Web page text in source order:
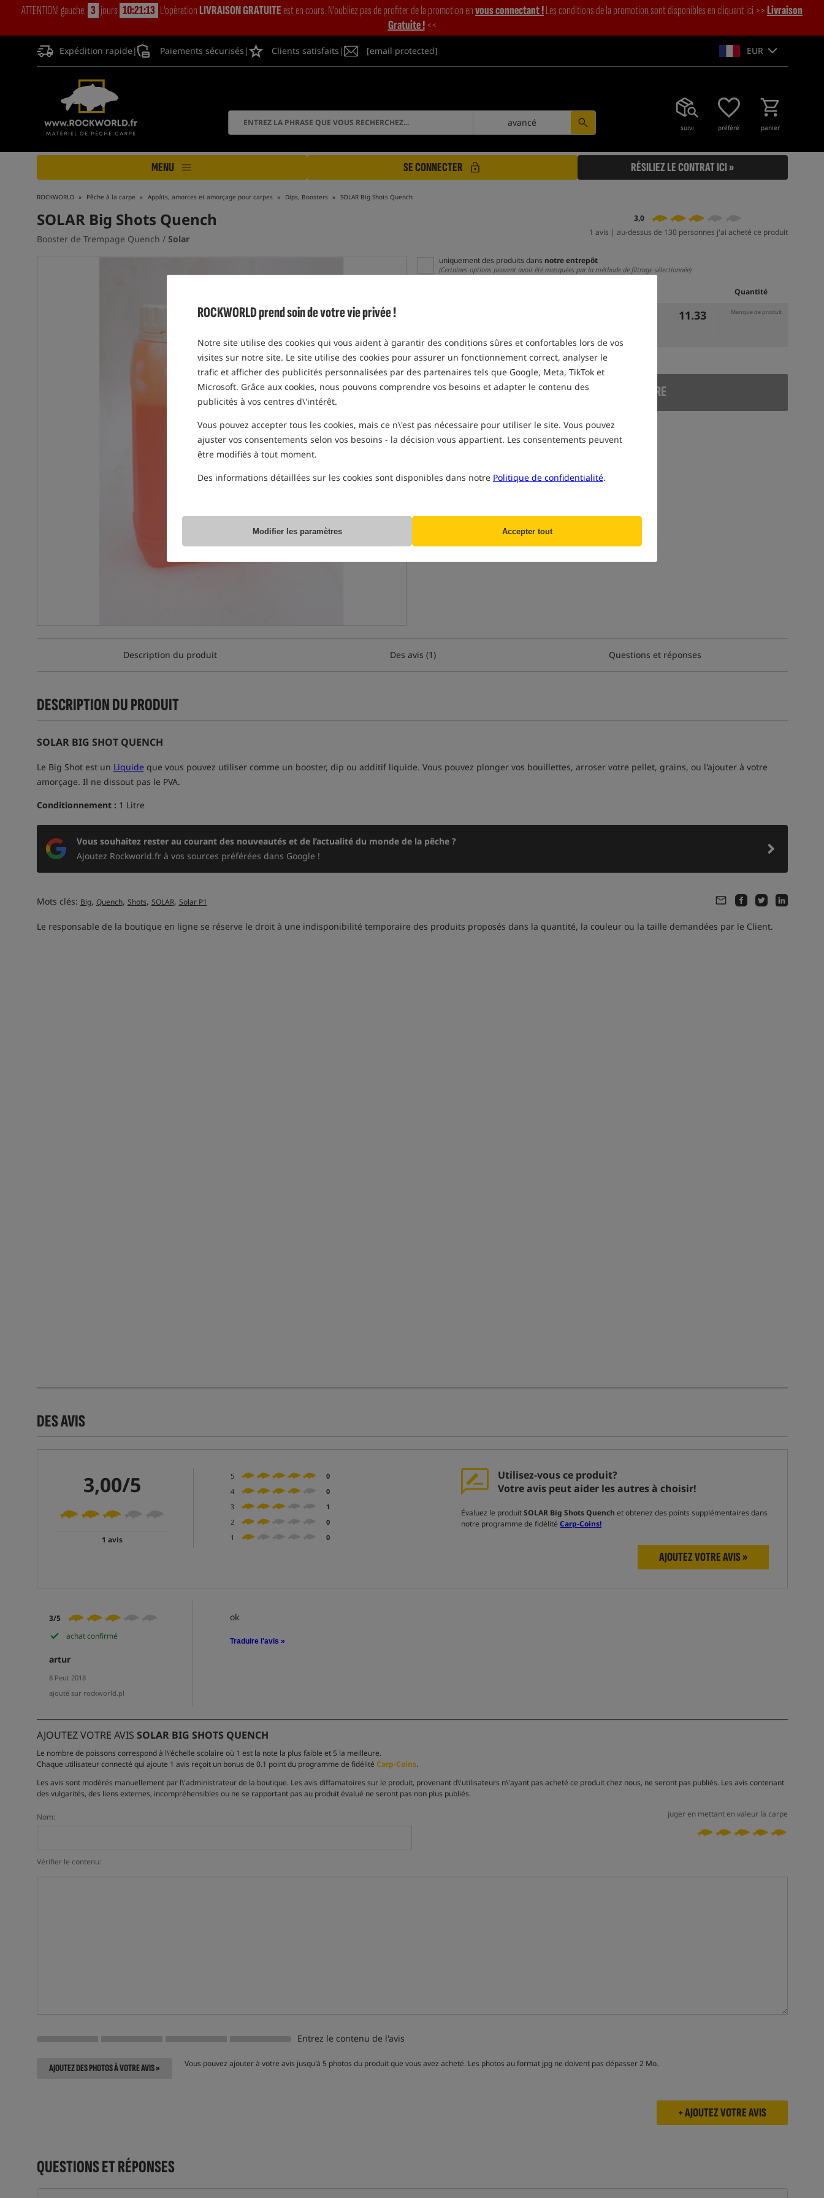
ROCKWORLD prend soin de votre vie privée !
Notre site utilise des cookies qui vous aident à garantir des conditions sûres et confortables lors de vos
visites sur notre site. Le site utilise des cookies pour assurer un fonctionnement correct, analyser le
trafic et afficher des publicités personnalisées par des partenaires tels que Google, Meta, TikTok et
Microsoft. Grâce aux cookies, nous pouvons comprendre vos besoins et adapter le contenu des
publicités à vos centres d\'intérêt.
Vous pouvez accepter tous les cookies, mais ce n\'est pas nécessaire pour utiliser le site. Vous pouvez
ajuster vos consentements selon vos besoins - la décision vous appartient. Les consentements peuvent
être modifiés à tout moment.
Des informations détaillées sur les cookies sont disponibles dans notre Politique de confidentialité.
Modifier les paramètres Accepter tout
ATTENTION! gauche: 3 jours 10:21:12 L'opérationLIVRAISON GRATUITE est en cours. N'oubliez pas de profiter de la promotion envous connectant !Les conditions de la promotion sont disponibles en cliquant ici >>Livraison
Gratuite !<<
Expédition rapide | Paiements sécurisés | Clients satisfaits | [email protected] EUR
suivi préféré panier
avancé
MENU SE CONNECTER RÉSILIEZ LE CONTRAT ICI »
ROCKWORLD Pêche à la carpe Appâts, amorces et amorçage pour carpes Dips, Boosters SOLAR Big Shots Quench
SOLAR Big Shots Quench
Booster de Trempage Quench / Solar
3,0
1 avis | au-dessus de 130 personnes j'ai acheté ce produit
uniquement des produits dans notre entrepôt
(Certaines options peuvent avoir été masquées par la méthode de filtrage sélectionnée)
Quantité
11.33 Manque de produit
PRODUIT RETIRÉ DE L'OFFRE
Description du produit Des avis (1) Questions et réponses
DESCRIPTION DU PRODUIT
SOLAR BIG SHOT QUENCH
Le Big Shot est un Liquide que vous pouvez utiliser comme un booster, dip ou additif liquide. Vous pouvez plonger vos bouillettes, arroser votre pellet, grains, ou l'ajouter à votre
amorçage. Il ne dissout pas le PVA.
Conditionnement : 1 Litre
Vous souhaitez rester au courant des nouveautés et de l’actualité du monde de la pêche ?
Ajoutez Rockworld.fr à vos sources préférées dans Google !
Mots clés: Big, Quench, Shots, SOLAR, Solar P1
Le responsable de la boutique en ligne se réserve le droit à une indisponibilité temporaire des produits proposés dans la quantité, la couleur ou la taille demandées par le Client.
DES AVIS
3,00/5
1 avis
5
0
4
0
3
1
2
0
1
0
Utilisez-vous ce produit?
Votre avis peut aider les autres à choisir!
Évaluez le produitSOLAR Big Shots Quench et obtenez des points supplémentaires dans
notre programme de fidélité Carp-Coins!
AJOUTEZ VOTRE AVIS »
3/5
achat confirmé
artur
8 Peut 2018
ajouté sur rockworld.pl
ok
Traduire l'avis »
AJOUTEZ VOTRE AVIS SOLAR BIG SHOTS QUENCH
Le nombre de poissons correspond à l\'échelle scolaire où 1 est la note la plus faible et 5 la meilleure.
Chaque utilisateur connecté qui ajoute 1 avis reçoit un bonus de 0.1 point du programme de fidélité Carp-Coins.
Les avis sont modérés manuellement par l\'administrateur de la boutique. Les avis diffamatoires sur le produit, provenant d\'utilisateurs n\'ayant pas acheté ce produit chez nous, ne seront pas publiés. Les avis contenant
des vulgarités, des liens externes, incompréhensibles ou ne se rapportant pas au produit évalué ne seront pas non plus publiés.
juger en mettant en valeur la carpe
Nom:
Vérifier le contenu:
Entrez le contenu de l'avis
AJOUTEZ DES PHOTOS À VOTRE AVIS » Vous pouvez ajouter à votre avis jusqu'à 5 photos du produit que vous avez acheté. Les photos au format jpg ne doivent pas dépasser 2 Mo.
QUESTIONS ET RÉPONSES